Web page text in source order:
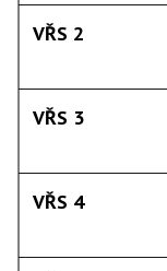
VŘS 2
VŘS 3
VŘS 4